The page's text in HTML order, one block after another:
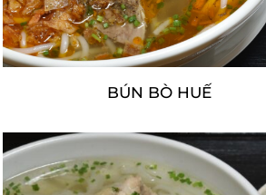
BÚN BÒ HUẾ